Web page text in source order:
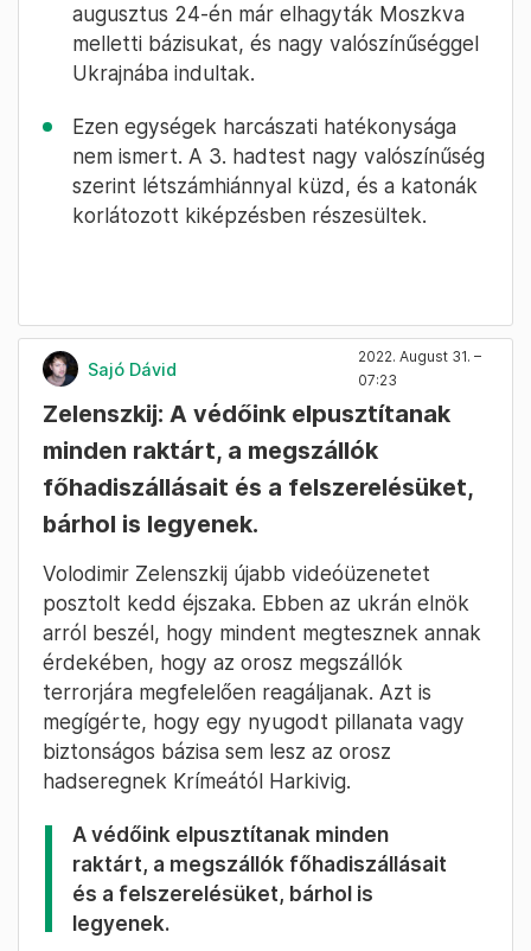
augusztus 24-én már elhagyták Moszkva
melletti bázisukat, és nagy valószínűséggel
Ukrajnába indultak.
Ezen egységek harcászati hatékonysága
nem ismert. A 3. hadtest nagy valószínűség
szerint létszámhiánnyal küzd, és a katonák
korlátozott kiképzésben részesültek.
Sajó Dávid
2022. August 31. –
07:23
Zelenszkij: A védőink elpusztítanak
minden raktárt, a megszállók
főhadiszállásait és a felszerelésüket,
bárhol is legyenek.
Volodimir Zelenszkij újabb videóüzenetet
posztolt kedd éjszaka. Ebben az ukrán elnök
arról beszél, hogy mindent megtesznek annak
érdekében, hogy az orosz megszállók
terrorjára megfelelően reagáljanak. Azt is
megígérte, hogy egy nyugodt pillanata vagy
biztonságos bázisa sem lesz az orosz
hadseregnek Krímeától Harkivig.
A védőink elpusztítanak minden
raktárt, a megszállók főhadiszállásait
és a felszerelésüket, bárhol is
legyenek.